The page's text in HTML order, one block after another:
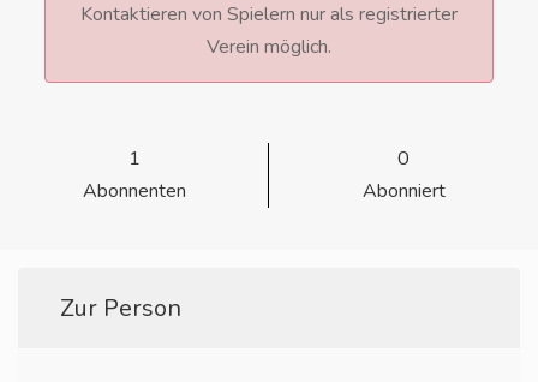
Kontaktieren von Spielern nur als registrierter
Verein möglich.
1
Abonnenten
0
Abonniert
Zur Person